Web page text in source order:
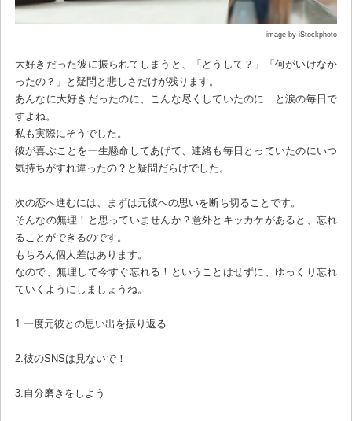
image by iStockphoto
大好きだった彼に振られてしまうと、「どうして？」「何がいけなか
ったの？」と疑問と悲しさだけが残ります。
あんなに大好きだったのに、こんな尽くしていたのに…と涙の毎日で
すよね。
私も実際にそうでした。
彼が喜ぶことを一生懸命してあげて、連絡も毎日とっていたのにいつ
気持ちがすれ違ったの？と疑問だらけでした。
次の恋へ進むには、まずは元彼への思いを断ち切ることです。
そんなの無理！と思っていませんか？意外とキッカケがあると、忘れ
ることができるのです。
もちろん個人差はあります。
なので、無理して今すぐ忘れる！ということはせずに、ゆっくり忘れ
ていくようにしましょうね。
1.一度元彼との思い出を振り返る
2.彼のSNSは見ないで！
3.自分磨きをしよう